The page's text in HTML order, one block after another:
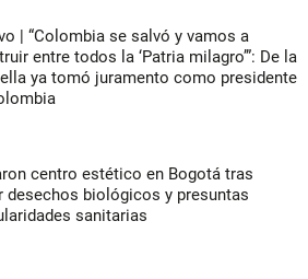
| “Colombia se salvó y vamos a
entre todos la ‘Patria milagro’”: De la
ya tomó juramento como presidente
centro estético en Bogotá tras
desechos biológicos y presuntas
sanitarias